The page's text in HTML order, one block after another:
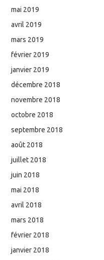
mai 2019
avril 2019
mars 2019
février 2019
janvier 2019
décembre 2018
novembre 2018
octobre 2018
septembre 2018
août 2018
juillet 2018
juin 2018
mai 2018
avril 2018
mars 2018
février 2018
janvier 2018